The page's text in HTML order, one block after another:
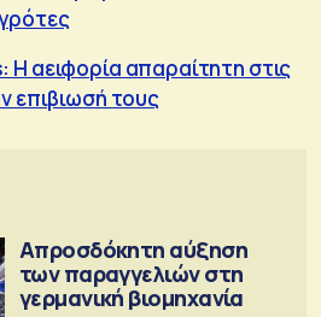
αειφορία απαραίτητη στις
επιβιωσή τους
Απροσδόκητη αύξηση
των παραγγελιών στη
γερμανική βιομηχανία